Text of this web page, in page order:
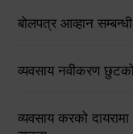
बोलपत्र आव्हान
व्यवसाय नवीकरण
व्यवसाय करको